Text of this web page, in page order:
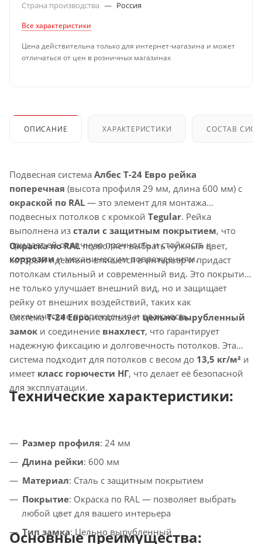
Страна производства — Россия
Все характеристики
Цена действительна только для интернет-магазина и может
отличаться от цен в розничных магазинах
ОПИСАНИЕ ХАРАКТЕРИСТИКИ СОСТАВ
Подвесная система Албес T-24 Евро рейка
поперечная (высота профиля 29 мм, длина 600 мм) с
окраской по RAL — это элемент для монтажа
подвесных потолков с кромкой Tegular. Рейка
выполнена из стали с защитным покрытием, что
придает ей отличную прочность и стойкость к
коррозиии механическим повреждениям.
Окраска по RALпозволяет выбрать нужный цвет,
который идеально впишется в интерьер и придаст
потолкам стильный и современный вид. Это покрытие
не только улучшает внешний вид, но и защищает
рейку от внешних воздействий, таких как
механические повреждения и влажность.
СистемаT-24 Евроиспользует цельно вырубленный
замок и соединение внахлест, что гарантирует
надежную фиксацию и долговечность потолков. Эта
система подходит для потолков с весом до 13,5 кг/м² и
имеет класс горючести НГ, что делает её безопасной
для эксплуатации.
Технические характеристики:
Размер профиля: 24 мм
Длина рейки: 600 мм
Материал: Сталь с защитным покрытием
Покрытие: Окраска по RAL — позволяет выбрать
любой цвет для вашего интерьера
Тип замка: Цельно вырубленный
Основные преимущества: